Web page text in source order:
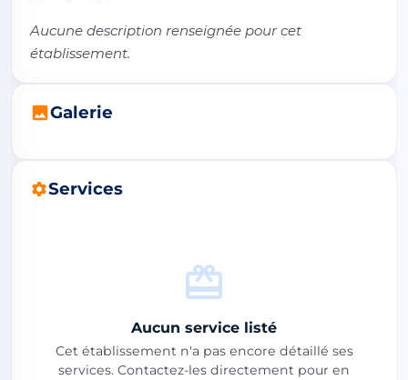
Aucune description renseignée pour cet
établissement.
Galerie
Services
Aucun service listé
Cet établissement n'a pas encore détaillé ses
services. Contactez-les directement pour en